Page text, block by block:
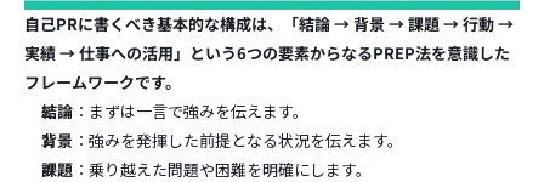
自己PRに書くべき基本的な構成は、「結論 → 背景 → 課題 → 行動 →
実績 → 仕事への活用」という6つの要素からなるPREP法を意識した
フレームワークです。
結論 ：まずは一言で強みを伝えます。
背景 ：強みを発揮した前提となる状況を伝えます。
課題 ：乗り越えた問題や困難を明確にします。